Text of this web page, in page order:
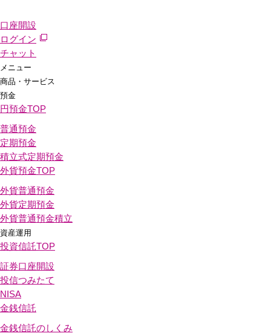
口座開設
ログイン
チャット
メニュー
商品・サービス
預金
円預金TOP
普通預金
定期預金
積立式定期預金
外貨預金TOP
外貨普通預金
外貨定期預金
外貨普通預金積立
資産運用
投資信託TOP
証券口座開設
投信つみたて
NISA
金銭信託
金銭信託のしくみ